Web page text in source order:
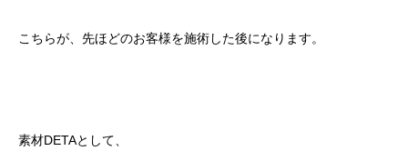
こちらが、先ほどのお客様を施術した後になります。
素材DETAとして、